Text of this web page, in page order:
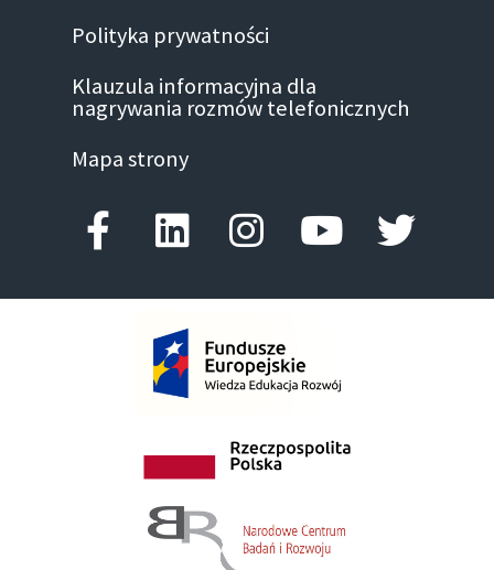
Polityka prywatności
Klauzula informacyjna dla
nagrywania rozmów telefonicznych
Mapa strony
Facebook-f
LinkedinInstagram
Youtube